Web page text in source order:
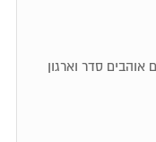
זקוקים לקרקע יציבה הם אוהבים סדר וארגון